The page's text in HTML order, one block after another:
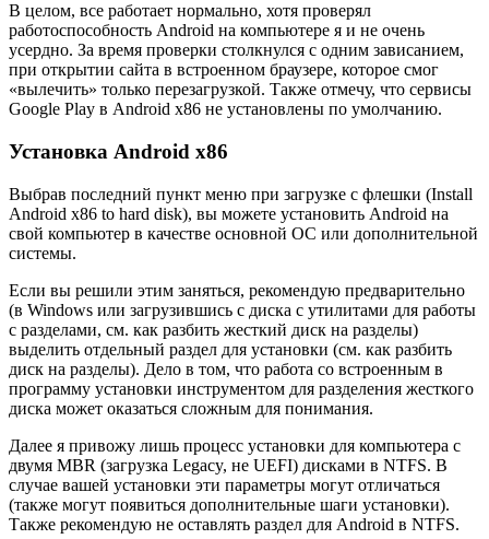
В целом, все работает нормально, хотя проверял
работоспособность Android на компьютере я и не очень
усердно. За время проверки столкнулся с одним зависанием,
при открытии сайта в встроенном браузере, которое смог
«вылечить» только перезагрузкой. Также отмечу, что сервисы
Google Play в Android x86 не установлены по умолчанию.
Установка Android x86
Выбрав последний пункт меню при загрузке с флешки (Install
Android x86 to hard disk), вы можете установить Android на
свой компьютер в качестве основной ОС или дополнительной
системы.
Если вы решили этим заняться, рекомендую предварительно
(в Windows или загрузившись с диска с утилитами для работы
с разделами, см. как разбить жесткий диск на разделы)
выделить отдельный раздел для установки (см. как разбить
диск на разделы). Дело в том, что работа со встроенным в
программу установки инструментом для разделения жесткого
диска может оказаться сложным для понимания.
Далее я привожу лишь процесс установки для компьютера с
двумя MBR (загрузка Legacy, не UEFI) дисками в NTFS. В
случае вашей установки эти параметры могут отличаться
(также могут появиться дополнительные шаги установки).
Также рекомендую не оставлять раздел для Android в NTFS.